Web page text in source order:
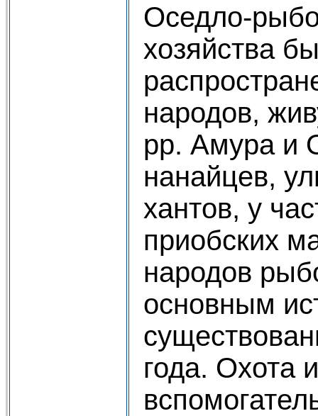
Оседло-
хозяйства
народов,
рр. Амура и
нанайцев,
хантов, у
приобских
народов
основным
года. Охота